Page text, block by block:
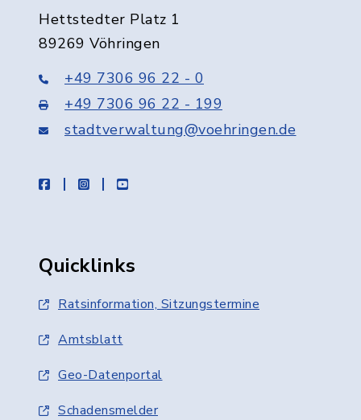
Hettstedter Platz 1
89269 Vöhringen
+49 7306 96 22 - 0
+49 7306 96 22 - 199
stadtverwaltung@voehringen.de
facebookinstagramyoutube
Quicklinks
Ratsinformation, Sitzungstermine
Amtsblatt
Geo-Datenportal
Schadensmelder